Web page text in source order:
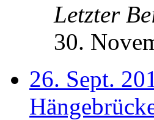
Letzter
30.
26. Sept.